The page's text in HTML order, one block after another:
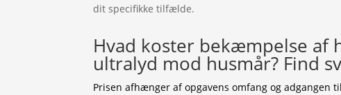
dit specifikke tilfælde.
Hvad koster bekæmpelse af
ultralyd mod husmår? Find
Prisen afhænger af opgavens omfang og adgangen